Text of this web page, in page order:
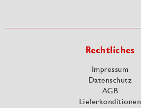
Rechtliches
Impressum
Datenschutz
AGB
Lieferkonditionen